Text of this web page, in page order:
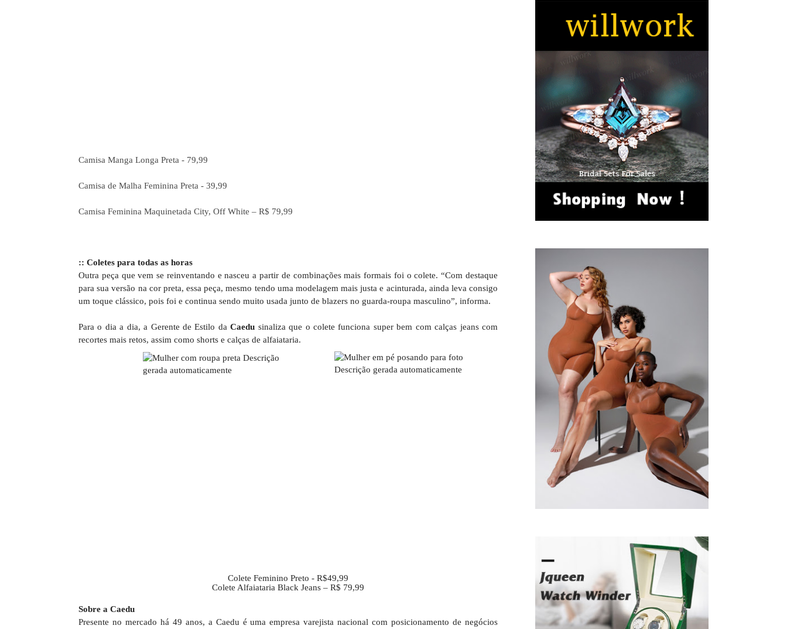
Camisa Manga Longa Preta - 79,99
Camisa de Malha Feminina Preta - 39,99
Camisa Feminina Maquinetada City, Off White – R$ 79,99
:: Coletes para todas as horas
Outra peça que vem se reinventando e nasceu a partir de combinações mais formais foi o colete. “Com destaque
para sua versão na cor preta, essa peça, mesmo tendo uma modelagem mais justa e acinturada, ainda leva consigo
um toque clássico, pois foi e continua sendo muito usada junto de blazers no guarda-roupa masculino”, informa.
Para o dia a dia, a Gerente de Estilo daCaedu sinaliza que o colete funciona super bem com calças jeans com
recortes mais retos, assim como shorts e calças de alfaiataria.
Colete Feminino Preto - R$49,99
Colete Alfaiataria Black Jeans – R$ 79,99
Sobre a Caedu
Presente no mercado há 49 anos, a Caedu é uma empresa varejista nacional com posicionamento de negócios